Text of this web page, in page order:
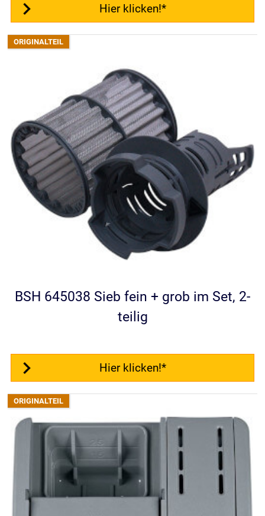
Hier klicken!*
BSH 645038 Sieb fein + grob im Set, 2-
teilig
Hier klicken!*